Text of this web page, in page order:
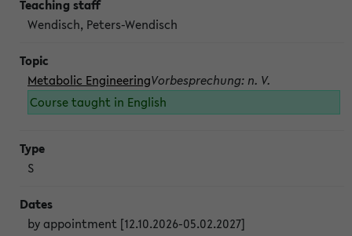
Wendisch, Peters-Wendisch
Metabolic EngineeringVorbesprechung: n. V.
Course taught in English
S
by appointment [12.10.2026-05.02.2027]